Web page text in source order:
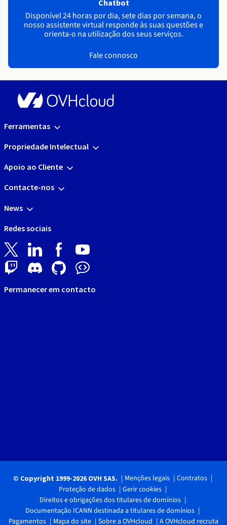
Chatbot
Disponível 24 horas por dia, sete dias por semana, o
nosso assistente virtual responde às suas questões e
orienta-o na utilização dos seus serviços.
Fale connosco
Ferramentas
Propriedade Intelectual
Apoio ao Cliente
Contacte-nos
News
Redes sociais
Permanecer em contacto
© Copyright 1999-2026 OVH SAS. Menções legais
Contratos
Proteção de dados
Gerir cookies
Direitos e obrigações dos titulares de domínios
Documentação ICANN destinada a titulares de domínios
Pagamentos
Mapa do site Sobre a OVHcloud A OVHcloud recruta